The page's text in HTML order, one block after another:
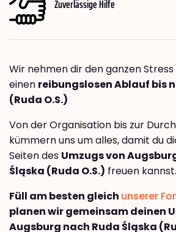
Zuverlässige Hilfe
Wir nehmen dir den ganzen
einen reibungslosen Ablauf bis
(Ruda O.S.)
Von der Organisation bis zur
kümmern uns um alles, damit du
Seiten des Umzugs von
Śląska (Ruda O.S.) freuen kannst.
Füll am besten gleich unserer
planen wir gemeinsam deinen
Augsburg nach Ruda Śląska